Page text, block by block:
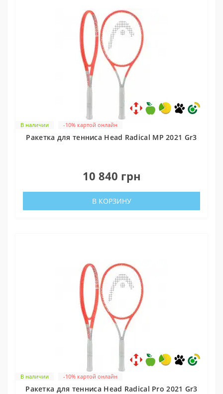
В наличии -10% картой онлайн
Ракетка для тенниса Head Radical MP 2021 Gr3
10 840 грн
В КОРЗИНУ
В наличии -10% картой онлайн
Ракетка для тенниса Head Radical Pro 2021 Gr3